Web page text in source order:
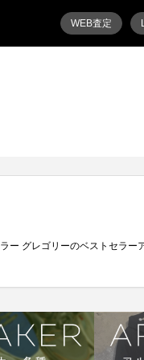
WEB査定
ー グレゴリーのベストセラー